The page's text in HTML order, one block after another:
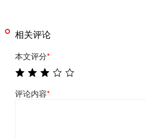
相关评论
本文评分*
评论内容*